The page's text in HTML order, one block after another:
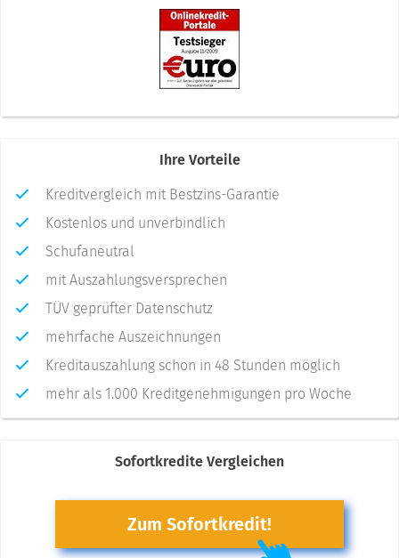
Ihre Vorteile
Kreditvergleich mit Bestzins-Garantie
Kostenlos und unverbindlich
Schufaneutral
mit Auszahlungsversprechen
TÜV geprüfter Datenschutz
mehrfache Auszeichnungen
Kreditauszahlung schon in 48 Stunden möglich
mehr als 1.000 Kreditgenehmigungen pro Woche
Sofortkredite Vergleichen
Zum Sofortkredit!